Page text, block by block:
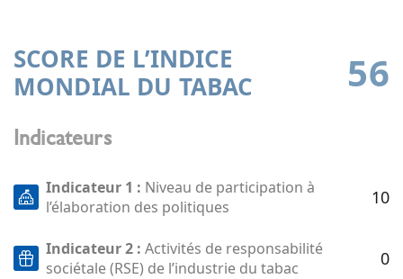
SCORE DE L’INDICE
MONDIAL DU TABAC
56
Indicateurs
Indicateur 1 : Niveau de participation à
l’élaboration des politiques
10
Indicateur 2 :Activités de responsabilité
sociétale (RSE) de l’industrie du tabac
0